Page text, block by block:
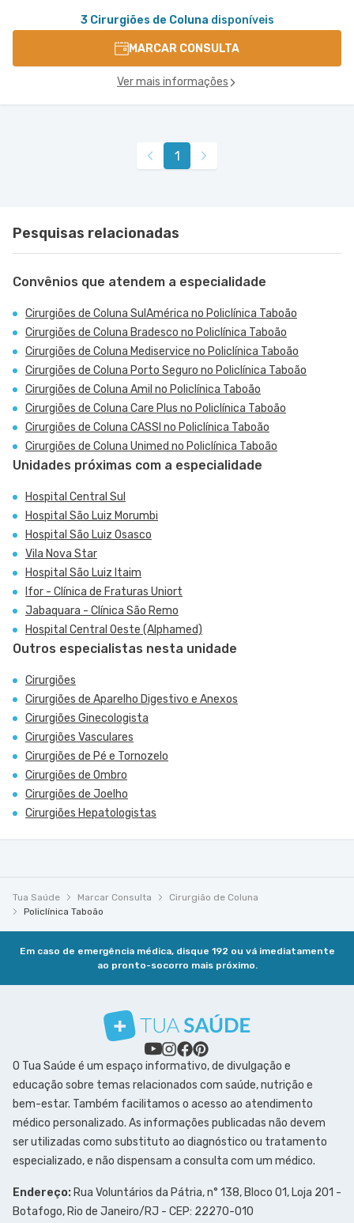
3 Cirurgiões de Coluna disponíveis
MARCAR CONSULTA
Ver mais informações
1
Pesquisas relacionadas
Convênios que atendem a especialidade
Cirurgiões de Coluna SulAmérica no Policlínica Taboão
Cirurgiões de Coluna Bradesco no Policlínica Taboão
Cirurgiões de Coluna Mediservice no Policlínica Taboão
Cirurgiões de Coluna Porto Seguro no Policlínica Taboão
Cirurgiões de Coluna Amil no Policlínica Taboão
Cirurgiões de Coluna Care Plus no Policlínica Taboão
Cirurgiões de Coluna CASSI no Policlínica Taboão
Cirurgiões de Coluna Unimed no Policlínica Taboão
Unidades próximas com a especialidade
Hospital Central Sul
Hospital São Luiz Morumbi
Hospital São Luiz Osasco
Vila Nova Star
Hospital São Luiz Itaim
Ifor - Clínica de Fraturas Uniort
Jabaquara - Clínica São Remo
Hospital Central Oeste (Alphamed)
Outros especialistas nesta unidade
Cirurgiões
Cirurgiões de Aparelho Digestivo e Anexos
Cirurgiões Ginecologista
Cirurgiões Vasculares
Cirurgiões de Pé e Tornozelo
Cirurgiões de Ombro
Cirurgiões de Joelho
Cirurgiões Hepatologistas
Tua Saúde Marcar Consulta
Cirurgião de Coluna
Policlínica Taboão
Em caso de emergência médica, disque 192 ou vá imediatamente
ao pronto-socorro mais próximo.
O Tua Saúde é um espaço informativo, de divulgação e
educação sobre temas relacionados com saúde, nutrição e
bem-estar. Também facilitamos o acesso ao atendimento
médico personalizado. As informações publicadas não devem
ser utilizadas como substituto ao diagnóstico ou tratamento
especializado, e não dispensam a consulta com um médico.
Endereço: Rua Voluntários da Pátria, n° 138, Bloco 01, Loja 201 -
Botafogo, Rio de Janeiro/RJ - CEP: 22270-010